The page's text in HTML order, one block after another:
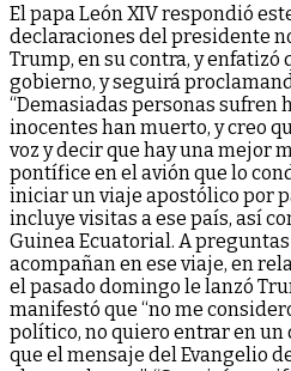
El papa León XIV respondió
declaraciones del presidente
Trump, en su contra, y enfatizó
gobierno, y seguirá
“Demasiadas personas sufren
inocentes han muerto, y creo
voz y decir que hay una mejor
pontífice en el avión que lo
iniciar un viaje apostólico por
incluye visitas a ese país, así
Guinea Ecuatorial. A
acompañan en ese viaje, en
el pasado domingo le lanzó
manifestó que “no me
político, no quiero entrar en un
que el mensaje del Evangelio